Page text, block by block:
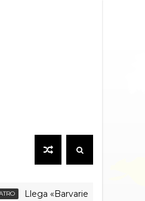
Llega «Barvarie (con v corta)» a